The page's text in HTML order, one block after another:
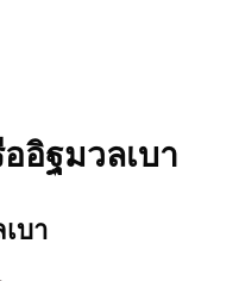
อิฐมวลเบา
บา